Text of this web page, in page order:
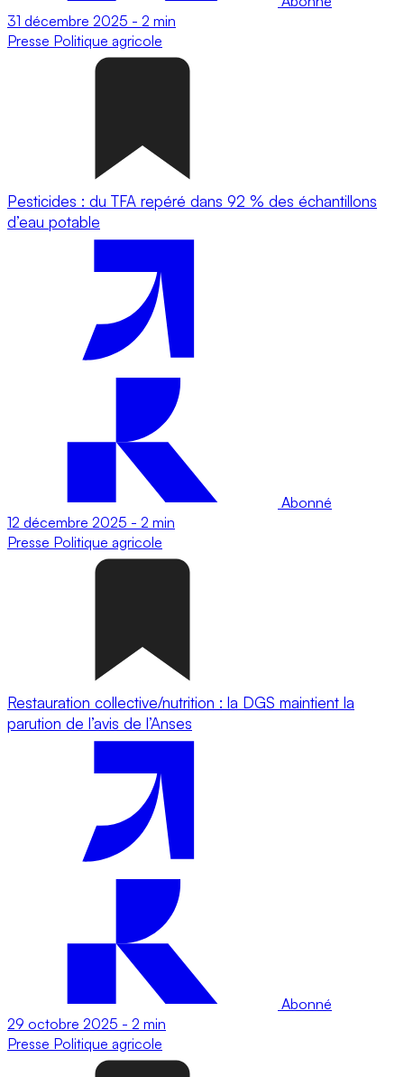
31 décembre 2025 - 2 min
Presse Politique agricole
Pesticides : du TFA repéré dans 92 % des échantillons
d’eau potable
Abonné
12 décembre 2025 - 2 min
Presse Politique agricole
Restauration collective/nutrition : la DGS maintient la
parution de l’avis de l’Anses
Abonné
29 octobre 2025 - 2 min
Presse Politique agricole